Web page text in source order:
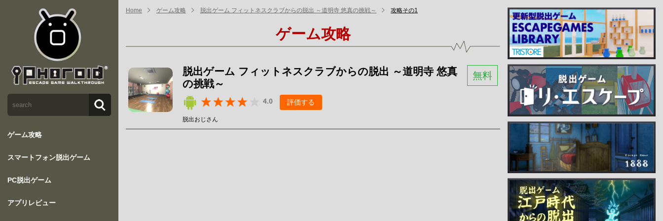
ゲーム攻略
スマートフォン脱出ゲーム
PC脱出ゲーム
アプリレビュー
Home ゲーム攻略 脱出ゲーム フィットネスクラブからの脱出 ～道明寺 悠真の挑戦～ 攻略その1
ゲーム攻略
脱出ゲーム フィットネスクラブからの脱出 ～道明寺 悠真
の挑戦～
無料
4.0 評価する
脱出おじさん